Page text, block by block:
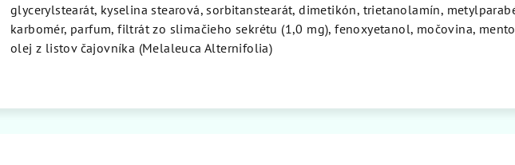
glycerylstearát, kyselina stearová, sorbitanstearát, dimetikón, trietanolamín,
karbomér, parfum, filtrát zo slimačieho sekrétu (1,0 mg), fenoxyetanol, močovina,
olej z listov čajovníka (Melaleuca Alternifolia)